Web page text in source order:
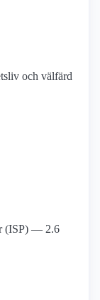
och välfärd
(ISP) — 2.6